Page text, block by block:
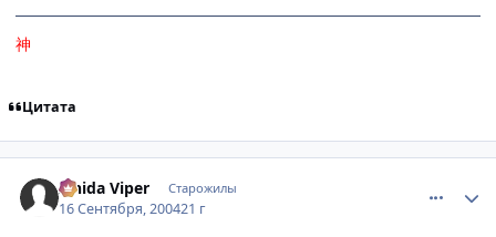
神
Цитата
Ishida Viper Старожилы
16 Сентября, 200421 г